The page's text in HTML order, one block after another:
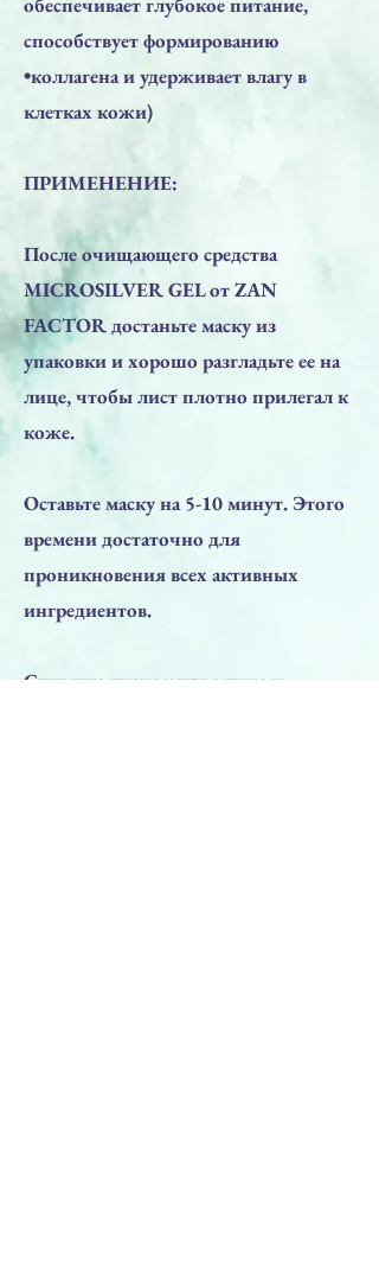
способствует формированию
•коллагена и удерживает влагу в
клетках кожи)
ПРИМЕНЕНИЕ:
После очищающего средства
MICROSILVER GEL от ZAN
FACTOR достаньте маску из
упаковки и хорошо разгладьте ее на
лице, чтобы лист плотно прилегал к
коже.
Оставьте маску на 5-10 минут. Этого
времени достаточно для
проникновения всех активных
ингредиентов.
Снимите лист маски с лица и